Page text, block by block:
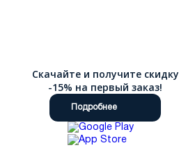
Скачайте и получите скидку
-15% на первый заказ!
Подробнее